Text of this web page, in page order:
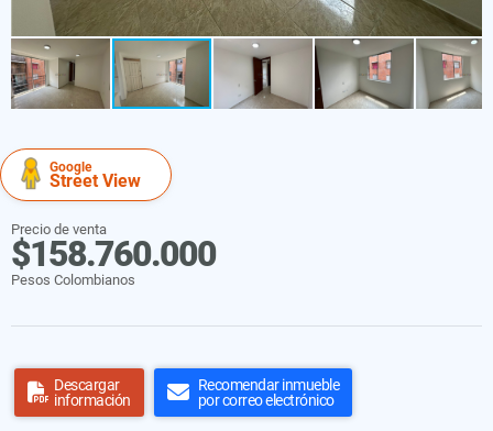
Google
Street View
Precio de venta
$158.760.000
Pesos Colombianos
Descargar
información
Recomendar inmueble
por correo electrónico